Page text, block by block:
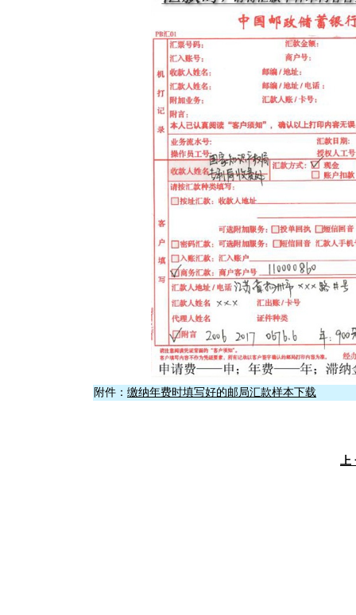
附件： 缴纳年费时填写好的邮局汇款样本下载
上